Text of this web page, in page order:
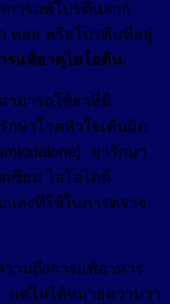
การแพ้โปรตีนจาก
หอย หรือโปรตีนที่อยู่
รแพ้ธาตุไอโอดีน
ามารถใช้ยาที่มี
กษาโรคหัวใจเต้นผิด
ยารักษา
ซียม ไอโอไดด์
แสงที่ใช้ในการตรวจ
ามถึงการแพ้อาหาร
แต่ไม่ได้หมายความว่า